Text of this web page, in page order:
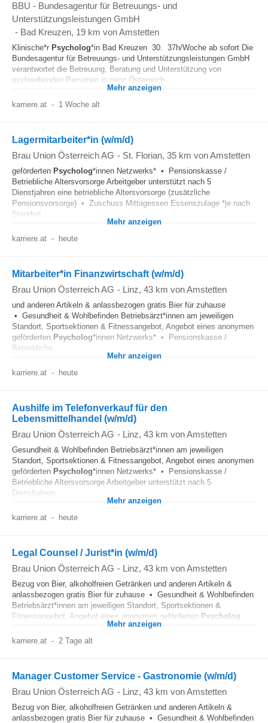
BBU - Bundesagentur für Betreuungs- und
Unterstützungsleistungen GmbH
- Bad Kreuzen, 19 km von Amstetten
Klinische*r Psycholog*in Bad Kreuzen 30. 37h/Woche ab sofort Die
Bundesagentur für Betreuungs- und Unterstützungsleistungen GmbH
verantwortet die Betreuung, Beratung und Unterstützung von
asylwerbenden Personen in ganz Österreich...
Mehr anzeigen
karriere.at - 1 Woche alt
Lagermitarbeiter*in (w/m/d)
Brau Union Österreich AG - St. Florian, 35 km von Amstetten
geförderten Psycholog*innen Netzwerks* • Pensionskasse /
Betriebliche Altersvorsorge Arbeitgeber unterstützt nach 5
Dienstjahren eine betriebliche Altersvorsorge (zusätzliche
Pensionsvorsorge) • Zuschuss Mittagessen Essenszulage *je nach
Standort...
Mehr anzeigen
karriere.at - heute
Mitarbeiter*in Finanzwirtschaft (w/m/d)
Brau Union Österreich AG - Linz, 43 km von Amstetten
und anderen Artikeln & anlassbezogen gratis Bier für zuhause
• Gesundheit & Wohlbefinden Betriebsärzt*innen am jeweiligen
Standort, Sportsektionen & Fitnessangebot, Angebot eines anonymen
geförderten Psycholog*innen Netzwerks* • Pensionskasse /
Betriebliche...
Mehr anzeigen
karriere.at - heute
Aushilfe im Telefonverkauf für den
Lebensmittelhandel (w/m/d)
Brau Union Österreich AG - Linz, 43 km von Amstetten
Gesundheit & Wohlbefinden Betriebsärzt*innen am jeweiligen
Standort, Sportsektionen & Fitnessangebot, Angebot eines anonymen
geförderten Psycholog*innen Netzwerks* • Pensionskasse /
Betriebliche Altersvorsorge Arbeitgeber unterstützt nach 5
Dienstjahren...
Mehr anzeigen
karriere.at - heute
Legal Counsel / Jurist*in (w/m/d)
Brau Union Österreich AG - Linz, 43 km von Amstetten
Bezug von Bier, alkoholfreien Getränken und anderen Artikeln &
anlassbezogen gratis Bier für zuhause • Gesundheit & Wohlbefinden
Betriebsärzt*innen am jeweiligen Standort, Sportsektionen &
Fitnessangebot, Angebot eines anonymen geförderten Psycholog
Mehr anzeigen
karriere.at - 2 Tage alt
Manager Customer Service - Gastronomie (w/m/d)
Brau Union Österreich AG - Linz, 43 km von Amstetten
Bezug von Bier, alkoholfreien Getränken und anderen Artikeln &
anlassbezogen gratis Bier für zuhause • Gesundheit & Wohlbefinden